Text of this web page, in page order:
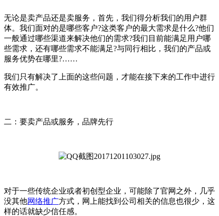
无论是卖产品还是卖服务，首先，我们得分析我们的用户群
体。我们面对的是哪些客户?这类客户的最大需求是什么?他们
一般通过哪些渠道来解决他们的需求?我们目前能满足用户哪
些需求，还有哪些需求不能满足?与同行相比，我们的产品或
服务优势在哪里?……
我们只有解决了上面的这些问题，才能在接下来的工作中进行
有效推广。
二：要卖产品或服务，品牌先行
对于一些传统企业或者初创型企业，可能除了官网之外，几乎
没其他网络推广方式，网上能找到公司相关的信息也很少，这
样的话就缺少信任感。